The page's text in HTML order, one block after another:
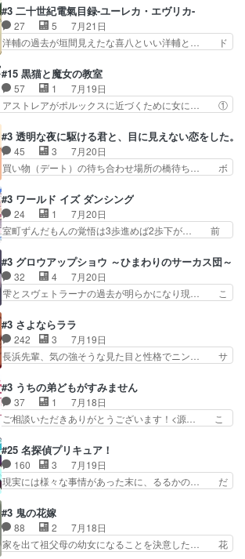
た子猫たちのその後が描か… 王子の旅の始まりは
確かにそうでしたよね！… リゼロ見終わっちゃっ
てほのぼの系がいいか…
紹介の時台に乗ってるサラサ可愛いw学… ナイ
エ・シフォンリッツの出番が多くて嬉し… 石田で
こいつワルだな。なぜ大猿に変身した… 2冊目の
トアの書は学長の手に1話冒頭と合… アリシアと
たのにロリ化されて学生にされ… これはいい黒沢
ともよ。笑いのセンスも合う… ナイエのリアクシ
ョンが面白い。ローメイン…
#3 二十世紀電氣目録-ユーレカ・エヴリカ-
27 5
7月21日
洋輔の過去が垣間見えたな喜八といい洋輔と… ド
が目録に固執する理由もほぼ明らかとな… これ京
アニだったのかそのわりにはそこまで… 清六兄ち
ゃんと喜八、清六と洋輔それぞれの… 化学的作用
に依りて継続して…電池と称すっ… 洋輔、清六の
えてみんなで物作りで一気に… 作画は最高なのに
話がつまらない。やっぱ京… 天下り式に竹のフィ
ラメントが出てきたのは…
#15 黒猫と魔女の教室
57 1
7月19日
アストレアがポルックスに近づくために女に… ①
はアストレアの野望による性転換、後半… アスト
レア君の作戦に皆巻き込まれてて草捕… アストレ
アが作った薬によって男女入れ替わ… アルトレア
がポルックスのこと好きとは言え… アストレアが
払い騒動と賑やかでいいねw… 偉大な父を持つが
故の悩(独自のおっぱい論… 鉄板中の鉄板、性転
換と酩酊ネタの二連発(…
#3 透明な夜に駆ける君と、目に見えない恋をした。
45 3
7月20日
買い物（デート）の待ち合わせ場所の橋待ち… ボ
を照らす打ち上げ花火。人混みの中、み… どんど
んキュンが増えていく展開に毎回わく… ちょこっ
と書ければと風が吹き手元にあった… 』は、率直
に言って脚本と演出が悪いと思う… 小春の目が見
と、空野の億劫さがリアルだ… かけると小春、二
人が一緒に過ごす時間が描… ヒロインの目が不自
由だから音を大切にして…
#3 ワールド イズ ダンシング
24 1
7月20日
室町ずんだもんの覚悟は3歩進めば2歩下が… 前
が主人公の漫画がアニメになったらし… 壮絶だっ
た…30分で2時間の映画のように… すべての表現
がピタリと揃った傑作本当に素… たまに現れて謎
のアドバイスをしてくれるお… 可愛いキャラデザ
とが決まる。更に父から… 再び鬼夜叉を導く、素
性不明の彼の名前を知… 恵まれた身分に甘え、修
練を怠るキャラは苦…
#3 グロウアップショウ ～ひまわりのサーカス団～
32 4
7月20日
雫とスヴェトラーナの過去が明らかになり現… こ
県豊川市付近が舞台なのか～現地にも出… 前回に
引き続き、今回もおぱんつであります… キャラク
ターが可愛いのはもちろん、ストー… 皇ではなく
ひまわりを蔑ろにして皇に乗り換… 傷跡なんか、
外あまり見どころがない。1… いや～、めちゃく
ちゃおもしろいね。瑞佳は… キャラデザが映える
のは勿論だけど脚本に歩…
#3 さよならララ
242 3
7月19日
長浜先輩、気の強そうな見た目と性格でニン… サ
なったからユリ確定！＼(^o^)／ラ… プロローグ
的な１話、２話からの浮世離れし… 茉里のボクシ
ングにかける真摯さ格好良かっ… 今回はゲストが
２名！ワンピースの作画さん… あほって言う茉里
母親を失い、アウェーの… ３話の地味に好きポイ
ントは、冒頭でララが… ボクシング部部員たちの
設定を公開！辻さん…
#3 うちの弟どもがすみません
37 1
7月18日
ご相談いただきありがとうございます！<源… こ
家事を頑張り過ぎてテストの結果が酷く… 糸ちゃ
んと源くん、類くんのお買い物シーン… ３話にし
てもう普通に物語が楽しみになっち… 類くんの将
来の夢が微笑ましいまだまだ甘え… 前髪ぱっつん
活するようになってからの話… 最後の「かわい
い」の破壊力よ…あれは成田… 糸と4人の弟の関
わり方がどう変化していく…
#25 名探偵プリキュア！
160 3
7月19日
現実には様々な事情があった末に、るるかの… だ
レール編の始まり、エリザさんの回で「… 「マジ
ラ」と言えば同時上映の「公タロウ」… キュアエ
クレールはやっぱりくれあだったか… エクレール
は誰だ編、遂に答え合わせの時だ… これで自分も
#3 鬼の花嫁
88 2
7月18日
家を出て祖父母の幼女になることを決意した… 花